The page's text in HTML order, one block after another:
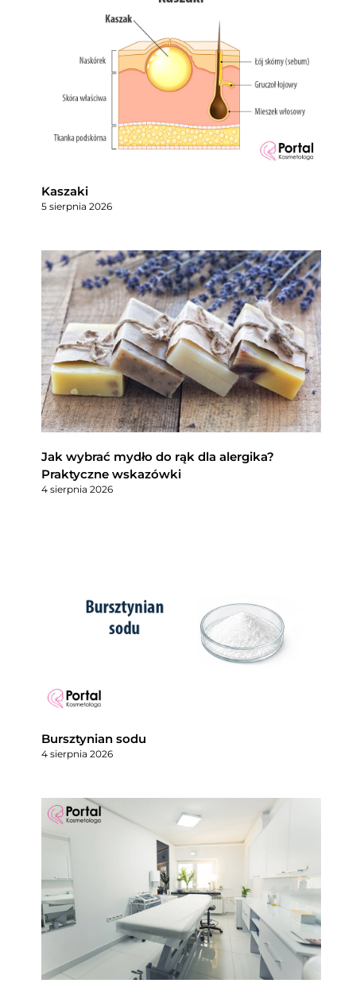
Kaszaki
5 sierpnia 2026
Jak wybrać mydło do rąk dla alergika?
Praktyczne wskazówki
4 sierpnia 2026
Bursztynian sodu
4 sierpnia 2026